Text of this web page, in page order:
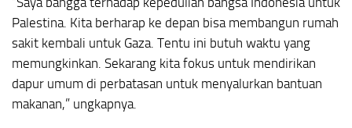
Palestina. Kita berharap ke depan bisa membangun rumah
sakit kembali untuk Gaza. Tentu ini butuh waktu yang
memungkinkan. Sekarang kita fokus untuk mendirikan
dapur umum di perbatasan untuk menyalurkan bantuan
makanan,” ungkapnya.